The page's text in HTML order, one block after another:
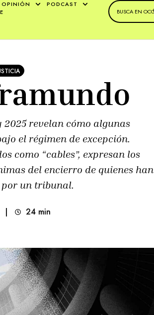
OPINIÓN
PODCAST
2025 revelan cómo algunas
el régimen de excepción.
como “cables”, expresan los
del encierro de quienes han
por un tribunal.
| 24 min